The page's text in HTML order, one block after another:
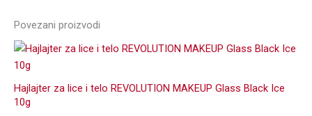
Povezani proizvodi
Hajlajter za lice i telo REVOLUTION MAKEUP Glass Black Ice
10g